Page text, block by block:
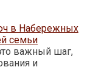
в Набережных
семьи
важный шаг,
и